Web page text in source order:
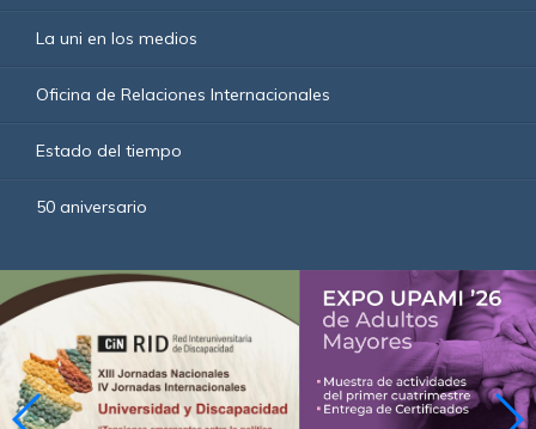
La uni en los medios
Oficina de Relaciones Internacionales
Estado del tiempo
50 aniversario